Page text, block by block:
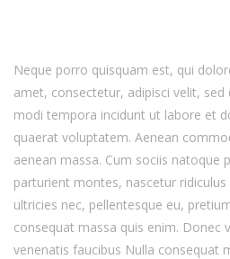
Neque porro quisquam est, qui
amet, consectetur, adipisci velit,
modi tempora incidunt ut labore et
quaerat voluptatem. Aenean
aenean massa. Cum sociis natoque
parturient montes, nascetur
ultricies nec, pellentesque eu,
consequat massa quis enim. Donec
venenatis faucibus Nulla consequat